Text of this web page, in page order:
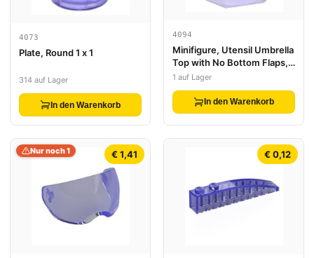
4073
Plate, Round 1 x 1
314 auf Lager
In den Warenkorb
4094
Minifigure, Utensil Umbrella
Top with No Bottom Flaps,
6 x 6 with Top Stud
1 auf Lager
In den Warenkorb
€ 1,41
Nur noch 1 € 0,12